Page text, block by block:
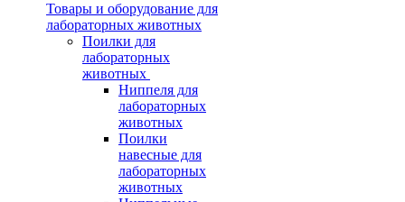
Товары и оборудование для
лабораторных животных
Поилки для
лабораторных
животных
Ниппеля для
лабораторных
животных
Поилки
навесные для
лабораторных
животных